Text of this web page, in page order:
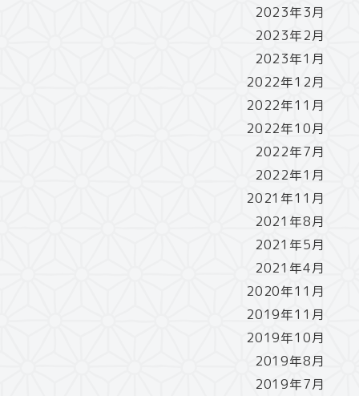
2023年3月
2023年2月
2023年1月
2022年12月
2022年11月
2022年10月
2022年7月
2022年1月
2021年11月
2021年8月
2021年5月
2021年4月
2020年11月
2019年11月
2019年10月
2019年8月
2019年7月